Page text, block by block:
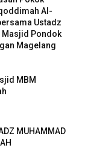
Al-
Ustadz
Masjid Pondok
Magelang
MBM
MUHAMMAD